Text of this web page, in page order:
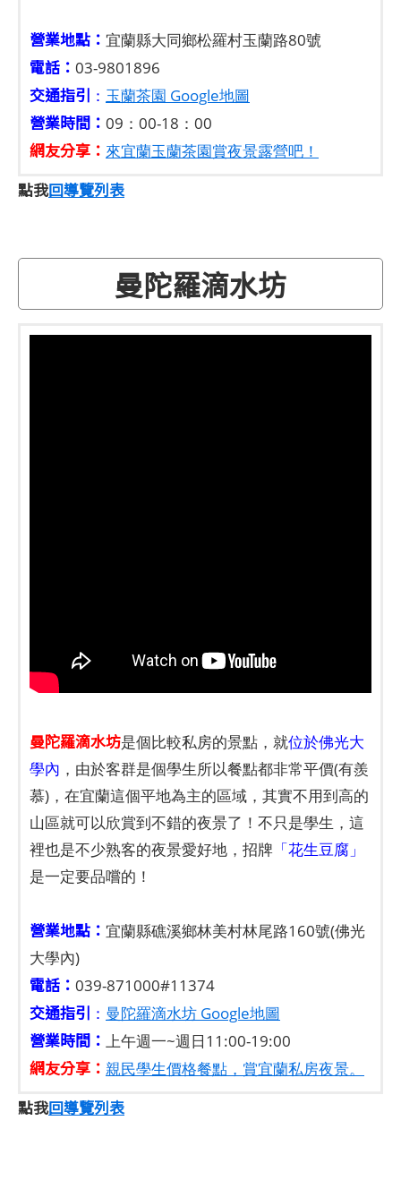
營業地點： 宜蘭縣大同鄉松羅村玉蘭路80號
電話： 03-9801896
交通指引 ： 玉蘭茶園 Google地圖
營業時間： 09：00-18：00
網友分享： 來宜蘭玉蘭茶園賞夜景露營吧！
點我回導覽列表
曼陀羅滴水坊
曼陀羅滴水坊是個比較私房的景點，就位於佛光大
學內 ，由於客群是個學生所以餐點都非常平價(有羨
慕)，在宜蘭這個平地為主的區域，其實不用到高的
山區就可以欣賞到不錯的夜景了！不只是學生，這
裡也是不少熟客的夜景愛好地，招牌 「花生豆腐」
是一定要品嚐的！
營業地點： 宜蘭縣礁溪鄉林美村林尾路160號(佛光
大學內)
電話： 039-871000#11374
交通指引 ： 曼陀羅滴水坊 Google地圖
營業時間： 上午週一~週日11:00-19:00
網友分享： 親民學生價格餐點，賞宜蘭私房夜景。
點我回導覽列表